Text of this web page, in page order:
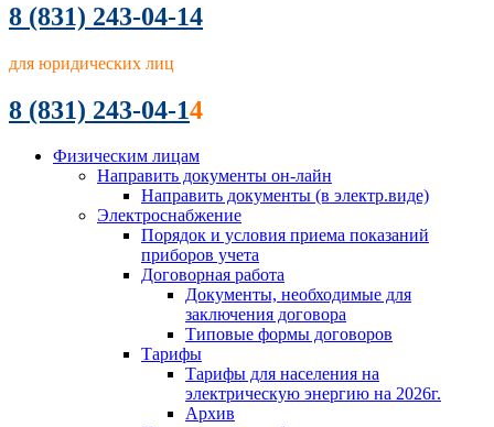
8 (831) 243-04-14
для юридических лиц
8 (831) 243-04-14
Физическим лицам
Направить документы он-лайн
Направить документы (в электр.виде)
Электроснабжение
Порядок и условия приема показаний
приборов учета
Договорная работа
Документы, необходимые для
заключения договора
Типовые формы договоров
Тарифы
Тарифы для населения на
электрическую энергию на 2026г.
Архив